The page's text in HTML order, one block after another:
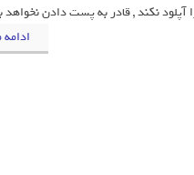
نکند , قادر به پست دادن نخواهد